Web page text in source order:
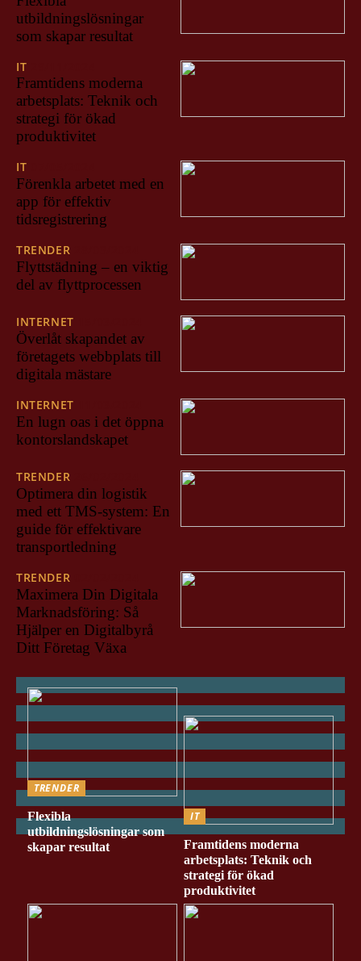
utbildningslösningar
som skapar resultat
IT
Framtidens moderna
arbetsplats: Teknik och
strategi för ökad
produktivitet
IT
Förenkla arbetet med en
app för effektiv
tidsregistrering
TRENDER
Flyttstädning – en viktig
del av flyttprocessen
INTERNET
Överlåt skapandet av
företagets webbplats till
digitala mästare
INTERNET
En lugn oas i det öppna
kontorslandskapet
TRENDER
Optimera din logistik
med ett TMS-system: En
guide för effektivare
transportledning
TRENDER
Maximera Din Digitala
Marknadsföring: Så
Hjälper en Digitalbyrå
Ditt Företag Växa
TRENDER
Flexibla
utbildningslösningar som
skapar resultat
IT
Framtidens moderna
arbetsplats: Teknik och
strategi för ökad
produktivitet